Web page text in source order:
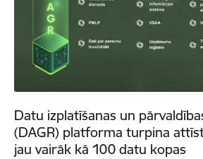
Datu izplatīšanas un
(DAGR) platforma turpina
jau vairāk kā 100 datu kopas